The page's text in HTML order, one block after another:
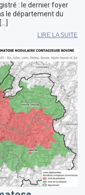
: le dernier foyer
le département du
LIRE LA SUITE